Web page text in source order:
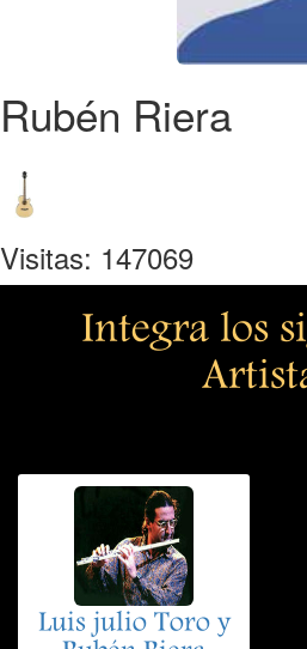
Rubén Riera
Visitas: 147069
Integra los
Luis julio Toro y